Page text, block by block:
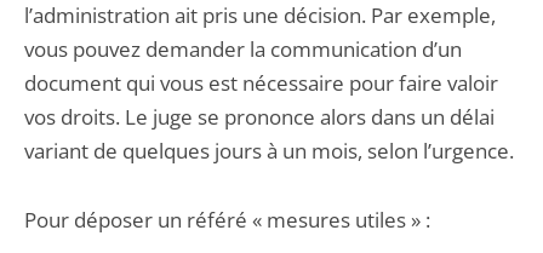
l’administration ait pris une décision. Par exemple,
vous pouvez demander la communication d’un
document qui vous est nécessaire pour faire valoir
vos droits. Le juge se prononce alors dans un délai
variant de quelques jours à un mois, selon l’urgence.
Pour déposer un référé « mesures utiles » :